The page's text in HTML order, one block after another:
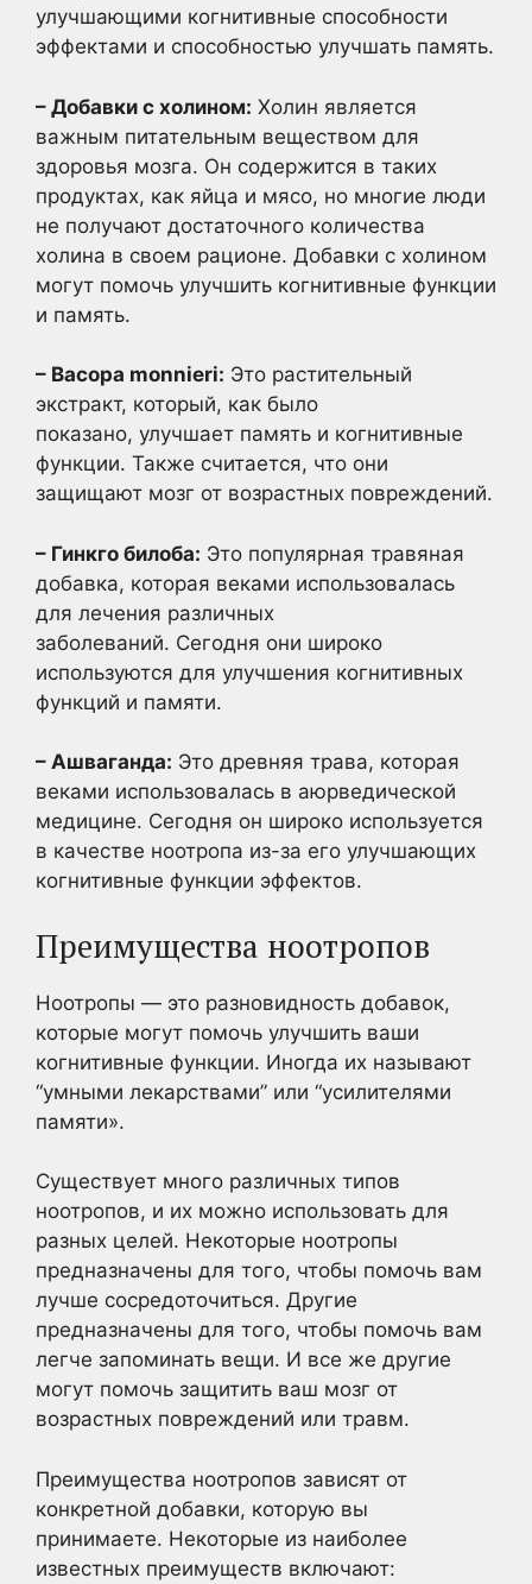
улучшающими когнитивные способности
эффектами и способностью улучшать память.
– Добавки с холином: Холин является
важным питательным веществом для
здоровья мозга. Он содержится в таких
продуктах, как яйца и мясо, но многие люди
не получают достаточного количества
холина в своем рационе. Добавки с холином
могут помочь улучшить когнитивные функции
и память.
– Bacopa monnieri: Это растительный
экстракт, который, как было
показано, улучшает память и когнитивные
функции. Также считается, что они
защищают мозг от возрастных повреждений.
– Гинкго билоба: Это популярная травяная
добавка, которая веками использовалась
для лечения различных
заболеваний. Сегодня они широко
используются для улучшения когнитивных
функций и памяти.
– Ашваганда: Это древняя трава, которая
веками использовалась в аюрведической
медицине. Сегодня он широко используется
в качестве ноотропа из-за его улучшающих
когнитивные функции эффектов.
Преимущества ноотропов
Ноотропы — это разновидность добавок,
которые могут помочь улучшить ваши
когнитивные функции. Иногда их называют
“умными лекарствами” или “усилителями
памяти».
Существует много различных типов
ноотропов, и их можно использовать для
разных целей. Некоторые ноотропы
предназначены для того, чтобы помочь вам
лучше сосредоточиться. Другие
предназначены для того, чтобы помочь вам
легче запоминать вещи. И все же другие
могут помочь защитить ваш мозг от
возрастных повреждений или травм.
Преимущества ноотропов зависят от
конкретной добавки, которую вы
принимаете. Некоторые из наиболее
известных преимуществ включают: